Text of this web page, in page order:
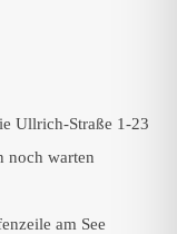
Ullrich-Straße 1-23
noch warten
am See